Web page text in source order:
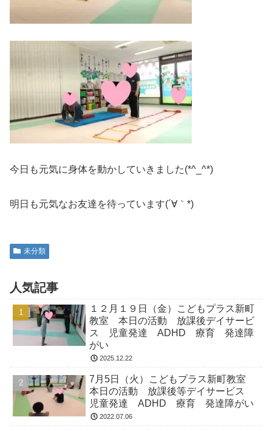
今日も元気に身体を動かしていきました(*^_^*)
明日も元気なお友達を待っています(´∀｀*)
未分類
人気記事
１２月１９日（金）こどもプラス新町
教室 本日の活動 放課後デイサービ
ス 児童発達 ADHD 療育 発達障
がい
2025.12.22
7月5日（火）こどもプラス新町教室
本日の活動 放課後等デイサービス
児童発達 ADHD 療育 発達障がい
2022.07.06